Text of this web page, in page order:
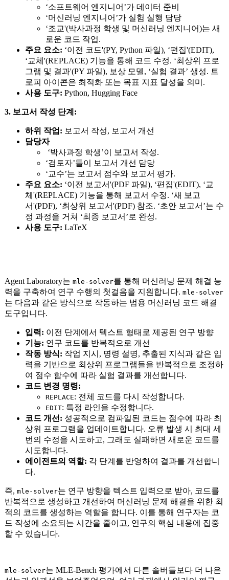
‘소프트웨어 엔지니어’가 데이터 준비
‘머신러닝 엔지니어’가 실험 실행 담당
‘조교'(박사과정 학생 및 머신러닝 엔지니어)는 새
로운 코드 작업.
주요 요소: ‘이전 코드'(PY, Python 파일), ‘편집'(EDIT),
‘교체'(REPLACE) 기능을 통해 코드 수정. ‘최상위 프로
그램 및 결과'(PY 파일), 보상 모델, ‘실험 결과’ 생성. 트
로피 아이콘은 최적화 또는 목표 지표 달성을 의미.
사용 도구: Python, Hugging Face
3. 보고서 작성 단계:
하위 작업: 보고서 작성, 보고서 개선
담당자
‘박사과정 학생’이 보고서 작성.
‘검토자’들이 보고서 개선 담당
‘교수’는 보고서 점수와 보고서 평가.
주요 요소: ‘이전 보고서'(PDF 파일), ‘편집'(EDIT), ‘교
체'(REPLACE) 기능을 통해 보고서 수정. ‘새 보고
서'(PDF), ‘최상위 보고서'(PDF) 참조. ‘초안 보고서’는 수
정 과정을 거쳐 ‘최종 보고서’로 완성.
사용 도구: LaTeX
Agent Laboratory는 mle-solver를 통해 머신러닝 문제 해결 능
력을 구축하여 연구 수행의 첫걸음을 지원합니다. mle-solver
는 다음과 같은 방식으로 작동하는 범용 머신러닝 코드 해결
도구입니다.
입력: 이전 단계에서 텍스트 형태로 제공된 연구 방향
기능: 연구 코드를 반복적으로 개선
작동 방식: 작업 지시, 명령 설명, 추출된 지식과 같은 입
력을 기반으로 최상위 프로그램들을 반복적으로 조정하
여 점수 함수에 따라 실험 결과를 개선합니다.
코드 변경 명령:
REPLACE: 전체 코드를 다시 작성합니다.
EDIT: 특정 라인을 수정합니다.
코드 개선: 성공적으로 컴파일된 코드는 점수에 따라 최
상위 프로그램을 업데이트합니다. 오류 발생 시 최대 세
번의 수정을 시도하고, 그래도 실패하면 새로운 코드를
시도합니다.
에이전트의 역할: 각 단계를 반영하여 결과를 개선합니
다.
즉, mle-solver는 연구 방향을 텍스트 입력으로 받아, 코드를
반복적으로 생성하고 개선하여 머신러닝 문제 해결을 위한 최
적의 코드를 생성하는 역할을 합니다. 이를 통해 연구자는 코
드 작성에 소요되는 시간을 줄이고, 연구의 핵심 내용에 집중
할 수 있습니다.
mle-solver는 MLE-Bench 평가에서 다른 솔버들보다 더 나은